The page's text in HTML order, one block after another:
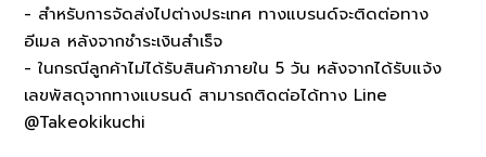
- สำหรับการจัดส่งไปต่างประเทศ ทางแบรนด์จะติดต่อทาง
อีเมล หลังจากชำระเงินสำเร็จ
- ในกรณีลูกค้าไม่ได้รับสินค้าภายใน 5 วัน หลังจากได้รับแจ้ง
เลขพัสดุจากทางแบรนด์ สามารถติดต่อได้ทาง Line
@Takeokikuchi